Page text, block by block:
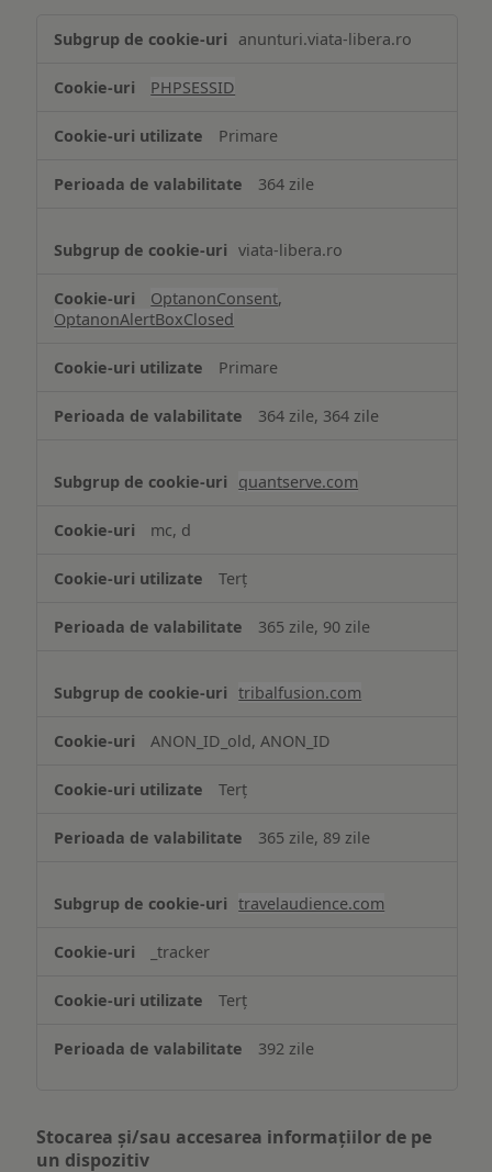
de
Cookie
necesare
anunturi.viata-libera.ro
PHPSESSID
Primare
364 zile
viata-libera.ro
OptanonConsent,
OptanonAlertBoxClosed
Primare
364 zile, 364 zile
quantserve.com
mc, d
Terț
365 zile, 90 zile
tribalfusion.com
ANON_ID_old, ANON_ID
Terț
365 zile, 89 zile
travelaudience.com
_tracker
Terț
392 zile
Stocarea și/sau accesarea informațiilor de pe
un dispozitiv